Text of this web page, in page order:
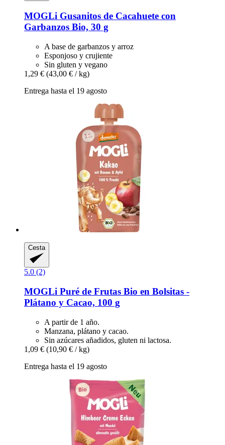
MOGLi Gusanitos de Cacahuete con
Garbanzos Bio, 30 g
A base de garbanzos y arroz
Esponjoso y crujiente
Sin gluten y vegano
1,29 € (43,00 € / kg)
Entrega hasta el 19 agosto
Cesta
5.0 (2)
MOGLi Puré de Frutas Bio en Bolsitas -​
Plátano y Cacao, 100 g
A partir de 1 año.
Manzana, plátano y cacao.
Sin azúcares añadidos, gluten ni lactosa.
1,09 € (10,90 € / kg)
Entrega hasta el 19 agosto